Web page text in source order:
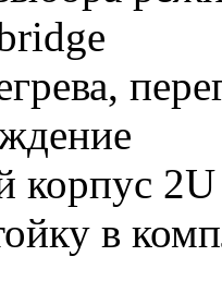
корпус
в